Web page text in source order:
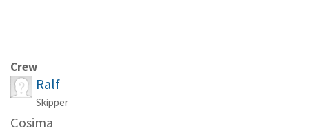
Crew
Ralf
Skipper
Cosima